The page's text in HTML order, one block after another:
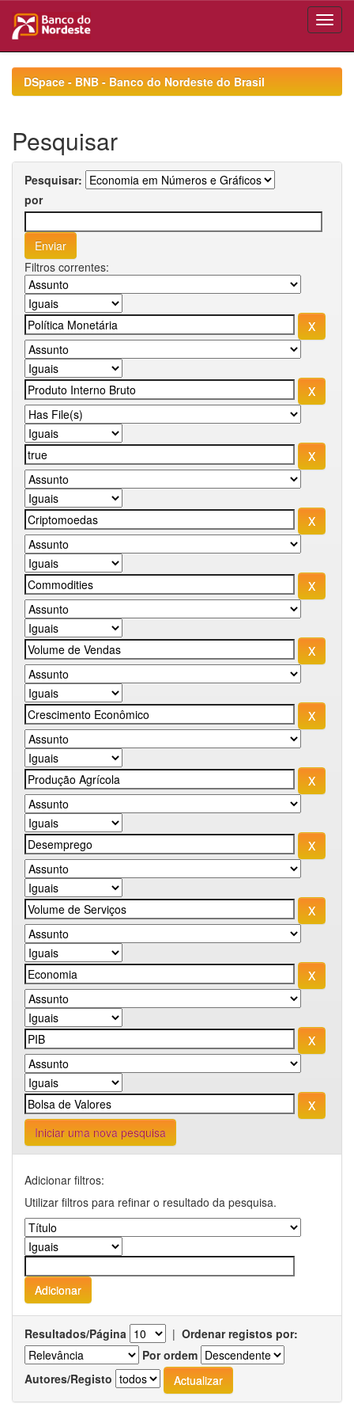
navigationDSpace - BNB - Banco do Nordeste do Brasil
Pesquisar
Pesquisar:
por
Filtros correntes:
Iniciar uma nova pesquisa
Adicionar filtros:
Utilizar filtros para refinar o resultado da pesquisa.
Resultados/Página | Ordenar registos por:
Por ordem
Autores/Registo